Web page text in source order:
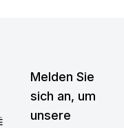
Melden Sie
sich an, um
unsere